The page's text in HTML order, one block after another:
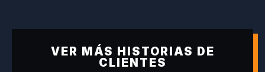
VER MÁS HISTORIAS DE
CLIENTES